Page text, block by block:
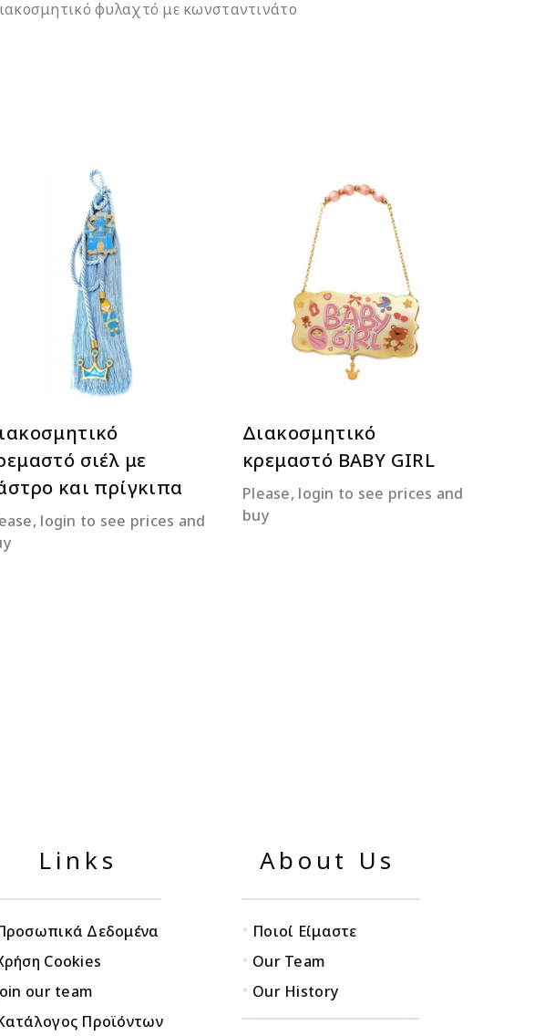
φυλαχτό με κωνσταντινάτο
ΔΙΑΒΆΣΤΕ ΠΕΡΙΣΣΌΤΕΡΑ
σιέλ με
και πρίγκιπα
login to see prices and
ΔΙΑΒΆΣΤΕ ΠΕΡΙΣΣΌΤΕΡΑ
Διακοσμητικό
κρεμαστό BABY GIRL
Please, login to see prices and
buy
Links
Δεδομένα
Cookies
our team
Προϊόντων
About Us
• Ποιοί Είμαστε
• Our Team
• Our History